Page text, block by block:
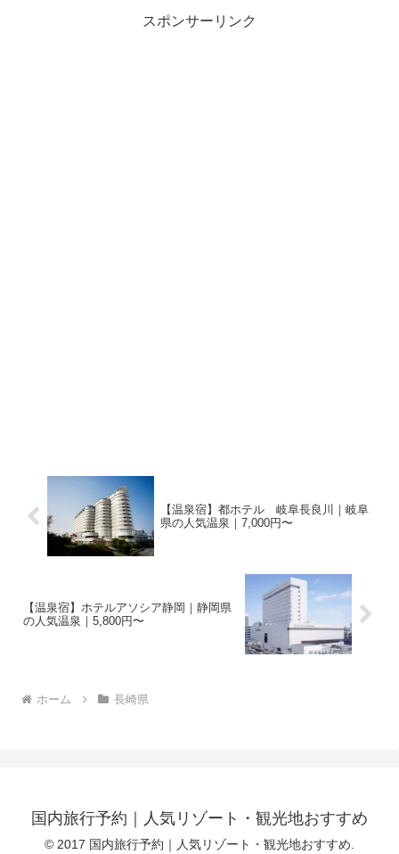
スポンサーリンク
【温泉宿】都ホテル 岐阜長良川｜岐阜
県の人気温泉｜7,000円〜
【温泉宿】ホテルアソシア静岡｜静岡県
の人気温泉｜5,800円〜
ホーム 長崎県
国内旅行予約｜人気リゾート・観光地おすすめ
© 2017 国内旅行予約｜人気リゾート・観光地おすすめ.